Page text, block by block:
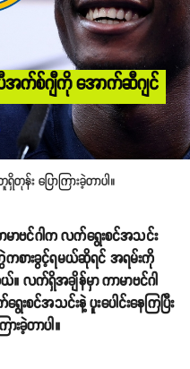
အက်စ်ဂျီကို အောက်ဆီဂျင်
း ပြောကြားခဲ့တာပါ။
ာဗင်ဂါက လက်ရွေးစင်အသင်း
စားခွင့်ရမယ်ဆိုရင် အရမ်းကို
တယ်။ လက်ရှိအချိန်မှာ ကာမာဗင်ဂါ
င်အသင်းနဲ့ ပူးပေါင်းနေကြပြီး
းခဲ့တာပါ။